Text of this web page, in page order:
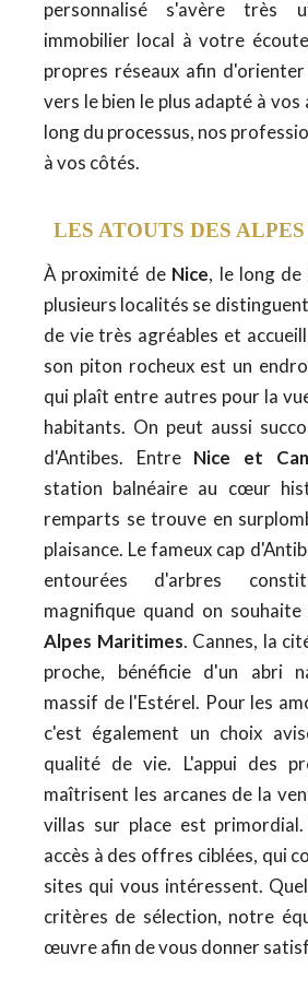
personnalisé s'avère très
immobilier local à votre
propres réseaux afin
vers le bien le plus adapté à
long du processus, nos
à vos côtés.
LES ATOUTS DES
À proximité de Nice, le long
plusieurs localités se
de vie très agréables et
son piton rocheux est un
qui plaît entre autres pour la
habitants. On peut aussi
d'Antibes. Entre Nice et
station balnéaire au cœur
remparts se trouve en
plaisance. Le fameux cap
entourées d'arbres
magnifique quand on
Alpes Maritimes. Cannes, la
proche, bénéficie d'un abri
massif de l'Estérel. Pour les
c'est également un choix
qualité de vie. L'appui des
maîtrisent les arcanes de la
villas sur place est
accès à des offres ciblées, qui
sites qui vous intéressent.
critères de sélection, notre
œuvre afin de vous donner